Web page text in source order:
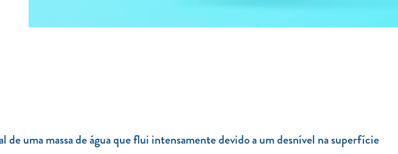
uma massa de água que flui intensamente devido a um desnível na superfície